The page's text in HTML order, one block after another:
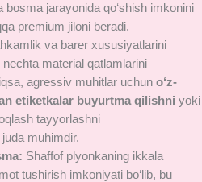
bosma jarayonida qo‘shish imkonini
premium jiloni beradi.
va barer xususiyatlarini
material qatlamlarini
agressiv muhitlar uchun o‘z-
etiketkalar buyurtma qilishni yoki
tayyorlashni
muhimdir.
Shaffof plyonkaning ikkala
tushirish imkoniyati bo‘lib, bu